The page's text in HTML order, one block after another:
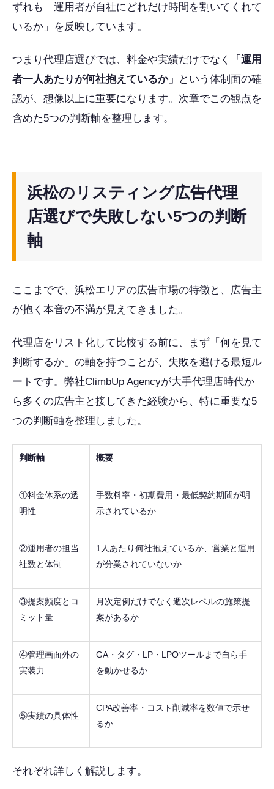
ずれも「運用者が自社にどれだけ時間を割いてくれて
いるか」を反映しています。
つまり代理店選びでは、料金や実績だけでなく
「運用
者一人あたりが何社抱えているか」
という体制面の確
認が、想像以上に重要になります。次章でこの観点を
含めた5つの判断軸を整理します。
浜松のリスティング広告代理
店選びで失敗しない5つの判断
軸
ここまでで、浜松エリアの広告市場の特徴と、広告主
が抱く本音の不満が見えてきました。
代理店をリスト化して比較する前に、まず「何を見て
判断するか」の軸を持つことが、失敗を避ける最短ル
ートです。弊社ClimbUp Agencyが大手代理店時代か
ら多くの広告主と接してきた経験から、特に重要な5
つの判断軸を整理しました。
判断軸 概要
①料金体系の透
明性
手数料率・初期費用・最低契約期間が明
示されているか
②運用者の担当
社数と体制
1人あたり何社抱えているか、営業と運用
が分業されていないか
③提案頻度とコ
ミット量
月次定例だけでなく週次レベルの施策提
案があるか
④管理画面外の
実装力
GA・タグ・LP・LPOツールまで自ら手
を動かせるか
⑤実績の具体性
CPA改善率・コスト削減率を数値で示せ
るか
それぞれ詳しく解説します。